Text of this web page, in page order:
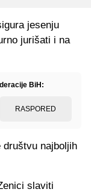
jesenju
jurišati i na
BiH:
RASPORED
društvu najboljih
slaviti